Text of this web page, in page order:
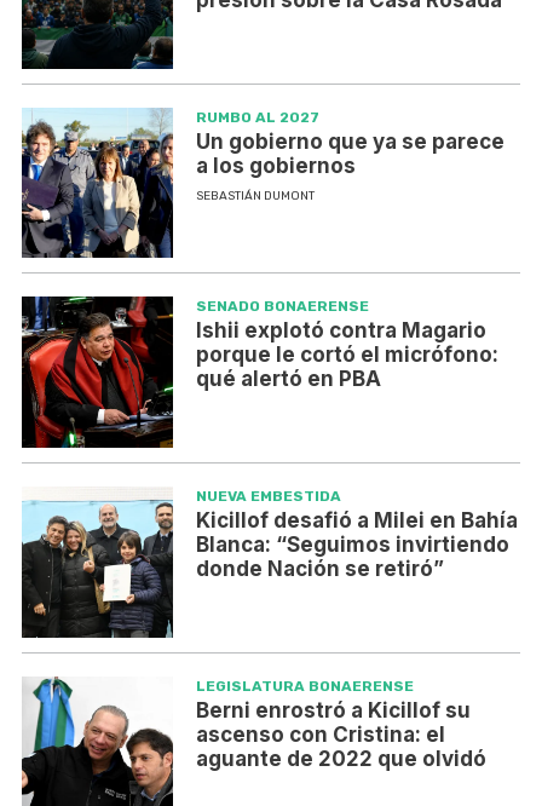
RUMBO AL 2027
Un gobierno que ya se parece
a los gobiernos
SEBASTIÁN DUMONT
SENADO BONAERENSE
Ishii explotó contra Magario
porque le cortó el micrófono:
qué alertó en PBA
NUEVA EMBESTIDA
Kicillof desafió a Milei en Bahía
Blanca: “Seguimos invirtiendo
donde Nación se retiró”
LEGISLATURA BONAERENSE
Berni enrostró a Kicillof su
ascenso con Cristina: el
aguante de 2022 que olvidó